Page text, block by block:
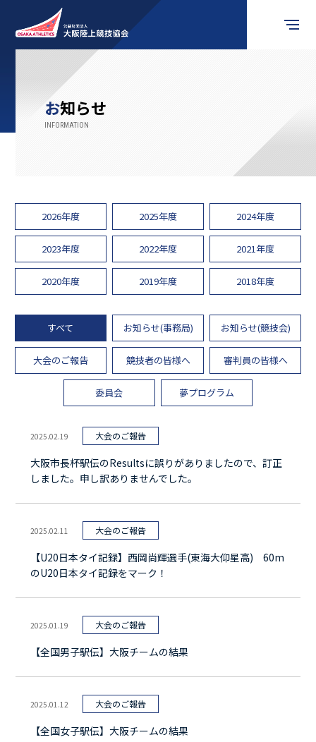
競技会情報
お知らせ
競技者の皆様へ
審判員の皆様へ
関係団体
大阪陸上競技協会とは
お知らせ
2026年度 2025年度 2024年度
2023年度 2022年度 2021年度
2020年度 2019年度 2018年度
すべて お知らせ(事務局) お知らせ(競技会)
大会のご報告 競技者の皆様へ 審判員の皆様へ
委員会 夢プログラム
2025.02.19 大会のご報告
大阪市長杯駅伝のResultsに誤りがありましたので、訂正
しました。申し訳ありませんでした。
2025.02.11 大会のご報告
【U20日本タイ記録】西岡尚輝選手(東海大仰星高) 60m
のU20日本タイ記録をマーク！
2025.01.19 大会のご報告
【全国男子駅伝】大阪チームの結果
2025.01.12 大会のご報告
【全国女子駅伝】大阪チームの結果